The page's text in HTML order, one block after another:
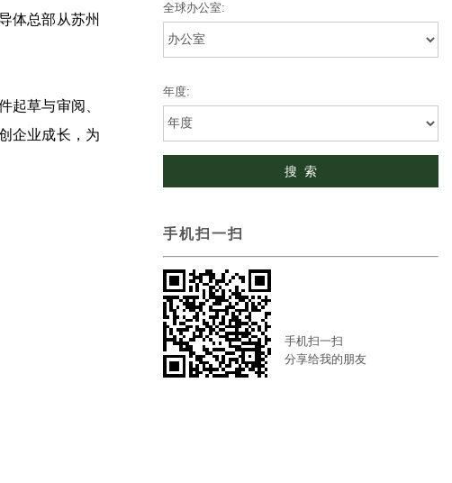
体总部从苏州
起草与审阅、
企业成长，为
全球办公室:
年度:
手机扫一扫
手机扫一扫
分享给我的朋友